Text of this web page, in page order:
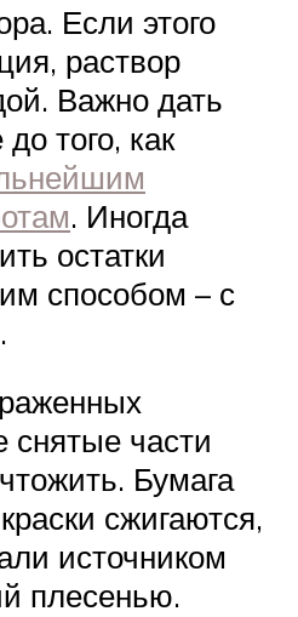
Если этого
раствор
Важно дать
того, как
. Иногда
остатки
способом – с
снятые части
Бумага
сжигаются,
источником
плесенью.